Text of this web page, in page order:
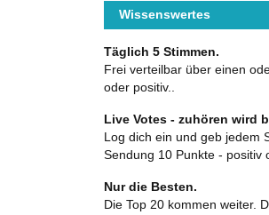
Wissenswertes
Täglich 5 Stimmen.
Frei verteilbar über einen
oder positiv..
Live Votes - zuhören wird
Log dich ein und geb jedem
Sendung 10 Punkte - positiv
Nur die Besten.
Die Top 20 kommen weiter.